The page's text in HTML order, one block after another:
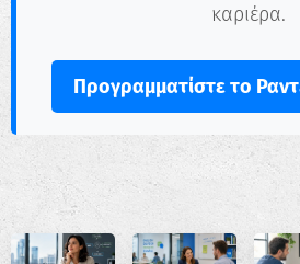
καριέρα.
Προγραμματίστε το